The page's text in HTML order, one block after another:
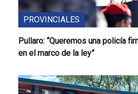
PROVINCIALES
Pullaro: “Queremos una policía
en el marco de la ley”